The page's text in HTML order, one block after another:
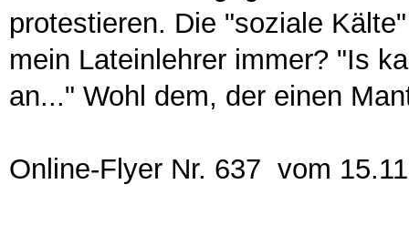
protestieren. Die "soziale
mein Lateinlehrer immer? "Is
an..." Wohl dem, der einen
Online-Flyer Nr. 637 vom